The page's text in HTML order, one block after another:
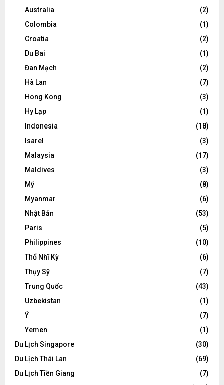
Australia
(2)
Colombia
(1)
Croatia
(2)
Du Bai
(1)
Đan Mạch
(2)
Hà Lan
(7)
Hong Kong
(3)
Hy Lạp
(1)
Indonesia
(18)
Isarel
(3)
Malaysia
(17)
Maldives
(3)
Mỹ
(8)
Myanmar
(6)
Nhật Bản
(53)
Paris
(5)
Philippines
(10)
Thổ Nhĩ Kỳ
(6)
Thụy Sỹ
(7)
Trung Quốc
(43)
Uzbekistan
(1)
Ý
(7)
Yemen
(1)
Du Lịch Singapore
(30)
Du Lịch Thái Lan
(69)
Du Lịch Tiền Giang
(7)